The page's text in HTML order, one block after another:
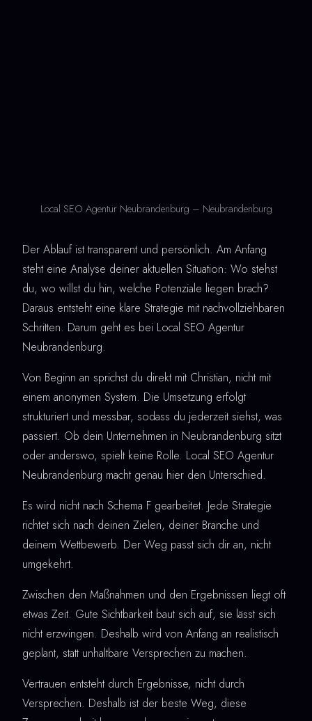
Local SEO Agentur Neubrandenburg – Neubrandenburg
Der Ablauf ist transparent und persönlich. Am Anfang
steht eine Analyse deiner aktuellen Situation: Wo stehst
du, wo willst du hin, welche Potenziale liegen brach?
Daraus entsteht eine klare Strategie mit nachvollziehbaren
Schritten. Darum geht es bei Local SEO Agentur
Neubrandenburg.
Von Beginn an sprichst du direkt mit Christian, nicht mit
einem anonymen System. Die Umsetzung erfolgt
strukturiert und messbar, sodass du jederzeit siehst, was
passiert. Ob dein Unternehmen in Neubrandenburg sitzt
oder anderswo, spielt keine Rolle. Local SEO Agentur
Neubrandenburg macht genau hier den Unterschied.
Es wird nicht nach Schema F gearbeitet. Jede Strategie
richtet sich nach deinen Zielen, deiner Branche und
deinem Wettbewerb. Der Weg passt sich dir an, nicht
umgekehrt.
Zwischen den Maßnahmen und den Ergebnissen liegt oft
etwas Zeit. Gute Sichtbarkeit baut sich auf, sie lässt sich
nicht erzwingen. Deshalb wird von Anfang an realistisch
geplant, statt unhaltbare Versprechen zu machen.
Vertrauen entsteht durch Ergebnisse, nicht durch
Versprechen. Deshalb ist der beste Weg, diese